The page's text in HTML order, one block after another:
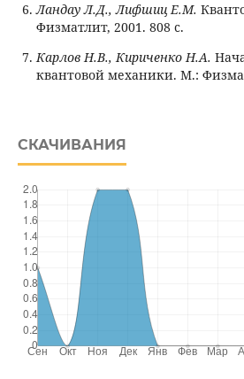
Ландау Л.Д., Лифшиц Е.М.
Физматлит, 2001. 808 с.
Карлов Н.В., Кириченко Н.А.
квантовой механики. М.:
СКАЧИВАНИЯ